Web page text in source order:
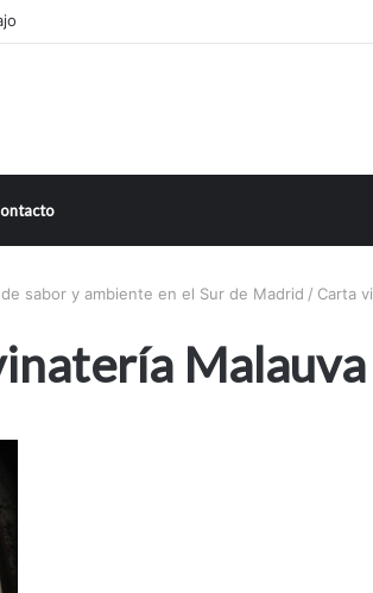
sabor y ambiente en el Sur de Madrid / Carta
Malauva